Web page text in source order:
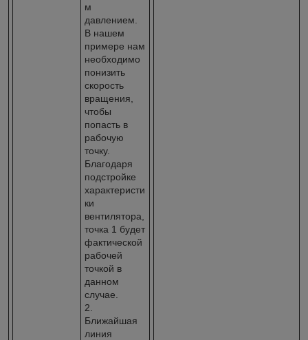
м
давлением.
В нашем
примере нам
необходимо
понизить
скорость
вращения,
чтобы
попасть в
рабочую
точку.
Благодаря
подстройке
характеристи
ки
вентилятора,
точка 1 будет
фактической
рабочей
точкой в
данном
случае.
2.
Ближайшая
линия